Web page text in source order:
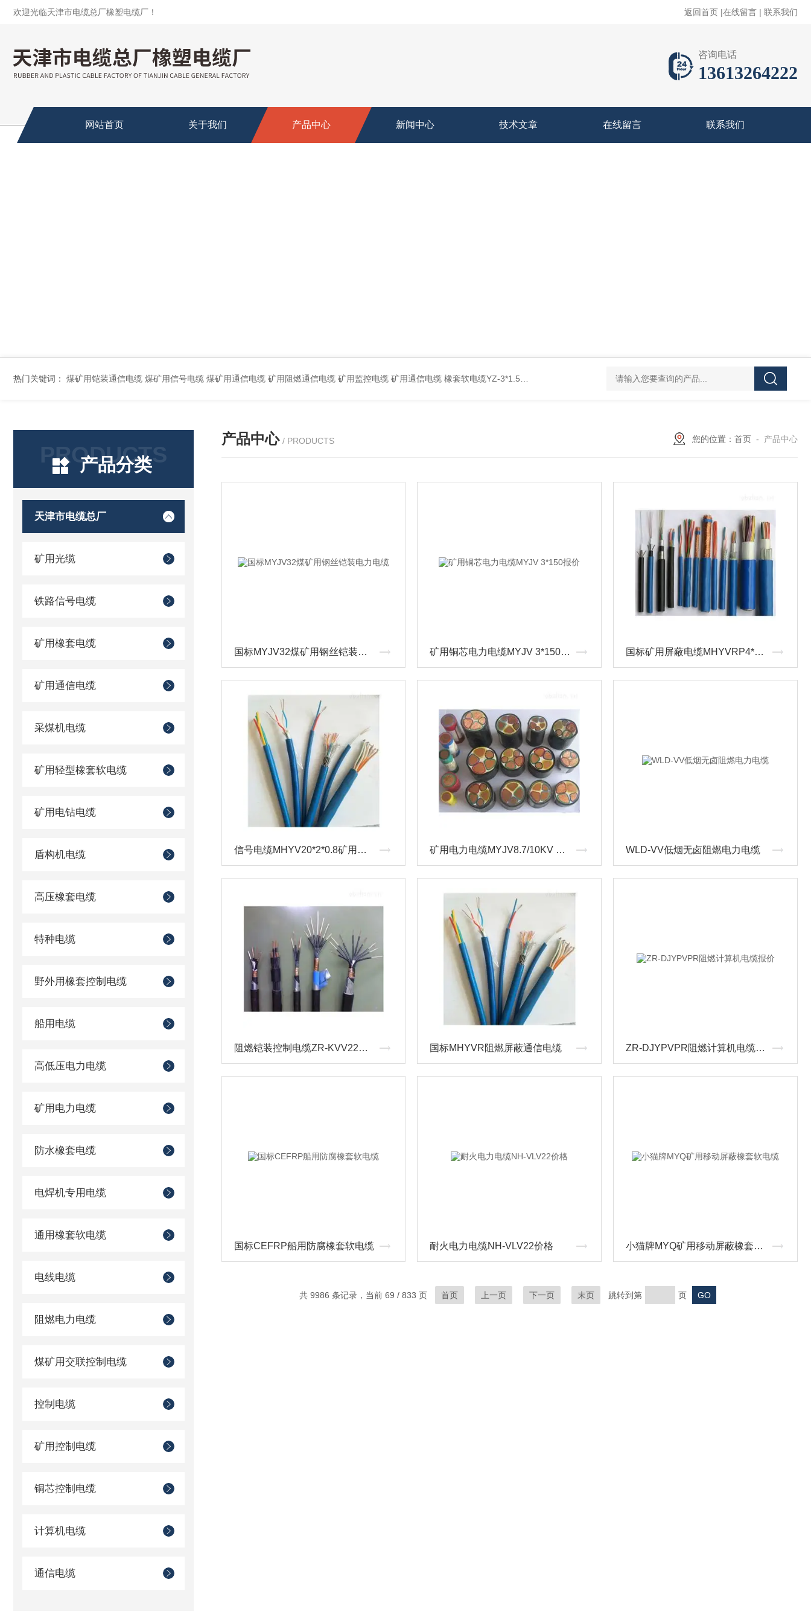
欢迎光临天津市电缆总厂橡塑电缆厂！ 返回首页 |在线留言 | 联系我们
咨询电话
13613264222
网站首页 关于我们 产品中心 新闻中心 技术文章 在线留言 联系我们
热门关键词： 煤矿用铠装通信电缆 煤矿用信号电缆 煤矿用通信电缆 矿用阻燃通信电缆 矿用监控电缆 矿用通信电缆 橡套软电缆YZ-3*1.5+1 YCW橡胶电缆3*10+1*6 船用橡套软电缆CEFR-3*2.5 煤矿用移动橡套软电缆MY3*4+1*4 阻燃屏蔽计算机电缆ZR-DJYPVP 2*2*0.75 ZR-DJYVP阻燃计算机电缆3*2*1.0 矿用阻燃控制电缆MKYJV-3*1.5 铠装阻燃矿用控制电缆MKYJV32 MKYJVP22矿用屏蔽铠装控制电缆 防水橡套扁电缆JHSB-3*4 专业厂家 MY-0.38/0.66kv矿用阻燃橡套电缆
PRODUCTS
产品分类
天津市电缆总厂
矿用光缆
铁路信号电缆
矿用橡套电缆
矿用通信电缆
采煤机电缆
矿用轻型橡套软电缆
矿用电钻电缆
盾构机电缆
高压橡套电缆
特种电缆
野外用橡套控制电缆
船用电缆
高低压电力电缆
矿用电力电缆
防水橡套电缆
电焊机专用电缆
通用橡套软电缆
电线电缆
阻燃电力电缆
煤矿用交联控制电缆
控制电缆
矿用控制电缆
铜芯控制电缆
计算机电缆
通信电缆
产品中心 / PRODUCTS 您的位置： 首页 - 产品中心
国标MYJV32煤矿用钢丝铠装电力电缆 矿用铜芯电力电缆MYJV 3*150报价 国标矿用屏蔽电缆MHYVRP4*4*0.7
信号电缆MHYV20*2*0.8矿用电缆价格 矿用电力电缆MYJV8.7/10KV 3*70报价 WLD-VV低烟无卤阻燃电力电缆
阻燃铠装控制电缆ZR-KVV22报价 国标MHYVR阻燃屏蔽通信电缆 ZR-DJYPVPR阻燃计算机电缆报价
国标CEFRP船用防腐橡套软电缆 耐火电力电缆NH-VLV22价格 小猫牌MYQ矿用移动屏蔽橡套软电缆
共 9986 条记录，当前 69 / 833 页 首页 上一页 下一页 末页 跳转到第 页